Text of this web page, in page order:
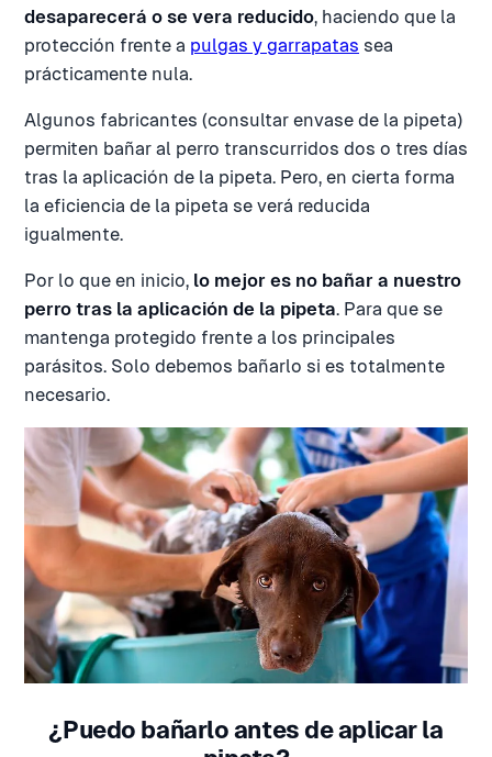
desaparecerá o se vera reducido, haciendo que la
protección frente a pulgas y garrapatas sea
prácticamente nula.
Algunos fabricantes (consultar envase de la pipeta)
permiten bañar al perro transcurridos dos o tres días
tras la aplicación de la pipeta. Pero, en cierta forma
la eficiencia de la pipeta se verá reducida
igualmente.
Por lo que en inicio, lo mejor es no bañar a nuestro
perro tras la aplicación de la pipeta. Para que se
mantenga protegido frente a los principales
parásitos. Solo debemos bañarlo si es totalmente
necesario.
¿Puedo bañarlo antes de aplicar la